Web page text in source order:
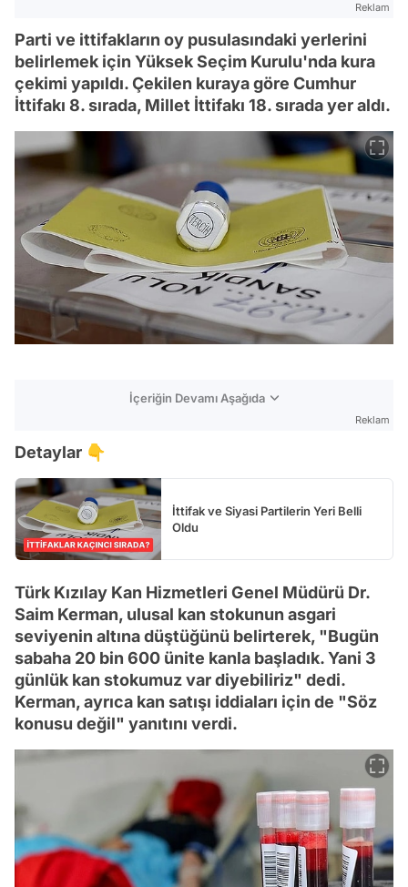
Reklam
Parti ve ittifakların oy pusulasındaki yerlerini
belirlemek için Yüksek Seçim Kurulu'nda kura
çekimi yapıldı. Çekilen kuraya göre Cumhur
İttifakı 8. sırada, Millet İttifakı 18. sırada yer aldı.
İçeriğin Devamı Aşağıda
Reklam
Detaylar 👇
İttifak ve Siyasi Partilerin Yeri Belli
Oldu
Türk Kızılay Kan Hizmetleri Genel Müdürü Dr.
Saim Kerman, ulusal kan stokunun asgari
seviyenin altına düştüğünü belirterek, "Bugün
sabaha 20 bin 600 ünite kanla başladık. Yani 3
günlük kan stokumuz var diyebiliriz" dedi.
Kerman, ayrıca kan satışı iddiaları için de "Söz
konusu değil" yanıtını verdi.